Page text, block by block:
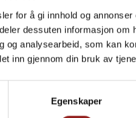
for å gi innhold og
dessuten informasjon
og analysearbeid, som kan
inn gjennom din bruk av
Egenskaper
kunder for et godt
spennende planer